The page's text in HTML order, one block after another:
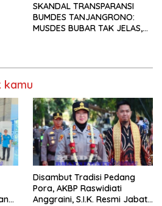
SKANDAL TRANSPARANSI
BUMDES TANJANGRONO:
MUSDES BUBAR TAK JELAS,
kamu
Disambut Tradisi Pedang
Pora, AKBP Raswidiati
Anggraini, S.I.K. Resmi Jabat